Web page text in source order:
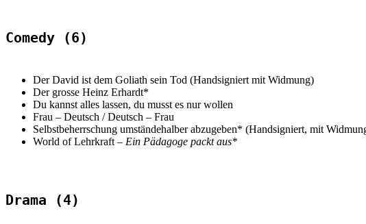
Comedy (6)
Der David ist dem Goliath sein Tod (Handsigniert mit Widmung)
Der grosse Heinz Erhardt*
Du kannst alles lassen, du musst es nur wollen
Frau – Deutsch / Deutsch – Frau
Selbstbeherrschung umständehalber abzugeben* (Handsigniert, mit
World of Lehrkraft – Ein Pädagoge packt aus*
Drama (4)